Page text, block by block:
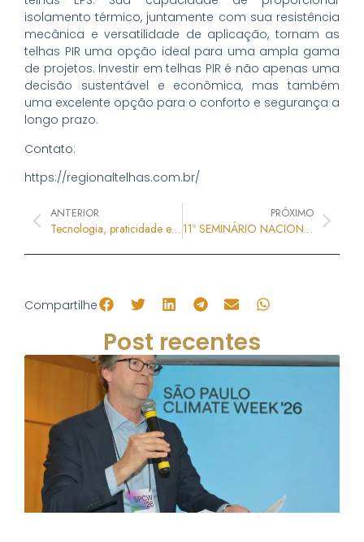
isolamento térmico, juntamente com sua resistência
mecânica e versatilidade de aplicação, tornam as
telhas PIR uma opção ideal para uma ampla gama
de projetos. Investir em telhas PIR é não apenas uma
decisão sustentável e econômica, mas também
uma excelente opção para o conforto e segurança a
longo prazo.
Contato:
https://regionaltelhas.com.br/
ANTERIOR
Tecnologia, praticidade e segurança: saiba mais sobre a linha de fechaduras digitais da Soprano
PRÓXIMO
11º SEMINÁRIO NACIONAL | TRIBUTAÇÃO E LEGISLAÇÃO DA CONSTRUÇÃO CIVIL 23 e 24 de Outubro | Local: APeMEC – São Paulo | Presencial e Online
Compartilhe
Post recentes